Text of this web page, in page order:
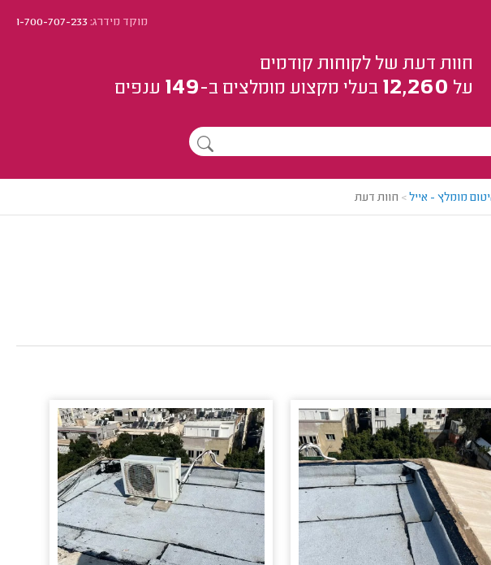
מוקד מידרג:1-700-707-233
חוות דעת של לקוחות קודמים
על 12,260 בעלי מקצוע מומלצים ב-149 ענפים
מומלץ - אייל> חוות דעת